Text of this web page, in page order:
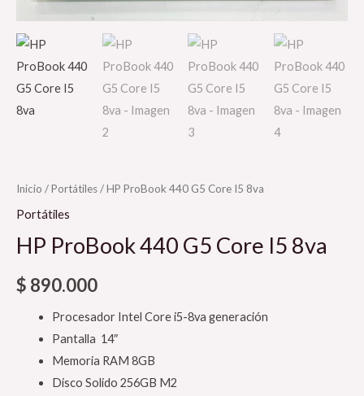
Inicio /Portátiles/ HP ProBook 440 G5 Core I5 8va
Portátiles
HP ProBook 440 G5 Core I5 8va
$ 890.000
Procesador Intel Core i5-8va generación
Pantalla 14″
Memoria RAM 8GB
Disco Solido 256GB M2